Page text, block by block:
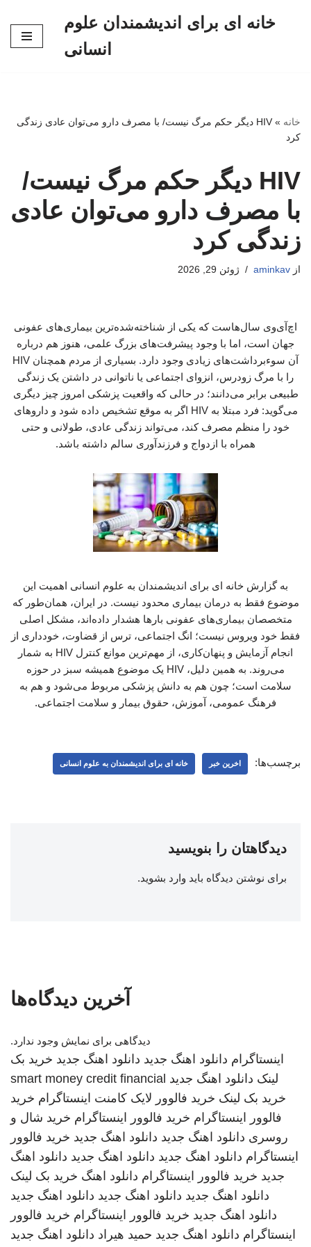
خانه ای برای اندیشمندان علوم
انسانی
خانه »
HIV دیگر حکم مرگ نیست/ با مصرف دارو می‌توان عادی زندگی
کرد
HIV دیگر حکم مرگ نیست/
با مصرف دارو می‌توان عادی
زندگی کرد
از aminkav ژوئن 29, 2026
اچ‌آی‌وی سال‌هاست که یکی از شناخته‌شده‌ترین بیماری‌های عفونی
جهان است، اما با وجود پیشرفت‌های بزرگ علمی، هنوز هم درباره
آن سوءبرداشت‌های زیادی وجود دارد. بسیاری از مردم همچنان HIV
را با مرگ زودرس، انزوای اجتماعی یا ناتوانی در داشتن یک زندگی
طبیعی برابر می‌دانند؛ در حالی که واقعیت پزشکی امروز چیز دیگری
می‌گوید: فرد مبتلا به HIV اگر به موقع تشخیص داده شود و داروهای
خود را منظم مصرف کند، می‌تواند زندگی عادی، طولانی و حتی
همراه با ازدواج و فرزندآوری سالم داشته باشد.
به گزارش خانه ای برای اندیشمندان به علوم انسانی اهمیت این
موضوع فقط به درمان بیماری محدود نیست. در ایران، همان‌طور که
متخصصان بیماری‌های عفونی بارها هشدار داده‌اند، مشکل اصلی
فقط خود ویروس نیست؛ انگ اجتماعی، ترس از قضاوت، خودداری از
انجام آزمایش و پنهان‌کاری، از مهم‌ترین موانع کنترل HIV به شمار
می‌روند. به همین دلیل، HIV یک موضوع همیشه سبز در حوزه
سلامت است؛ چون هم به دانش پزشکی مربوط می‌شود و هم به
فرهنگ عمومی، آموزش، حقوق بیمار و سلامت اجتماعی.
برچسب‌ها: اخرین خبر خانه ای برای اندیشمندان به علوم انسانی
دیدگاهتان را بنویسید
برای نوشتن دیدگاه باید وارد بشوید.
آخرین دیدگاه‌ها
دیدگاهی برای نمایش وجود ندارد.
اینستاگرام دانلود اهنگ جدید دانلود اهنگ جدید خرید بک
لینک دانلود اهنگ جدید smart money credit financial
خرید بک لینک خرید فالوور لایک کامنت اینستاگرام خرید
فالوور اینستاگرام خرید فالوور اینستاگرام خرید شال و
روسری دانلود اهنگ جدید دانلود اهنگ جدید خرید فالوور
اینستاگرام دانلود اهنگ جدید دانلود اهنگ جدید دانلود اهنگ
جدید خرید فالوور اینستاگرام دانلود اهنگ خرید بک لینک
دانلود اهنگ جدید دانلود اهنگ جدید دانلود اهنگ جدید
دانلود اهنگ جدید خرید فالوور اینستاگرام خرید فالوور
اینستاگرام دانلود اهنگ جدید حمید هیراد دانلود اهنگ جدید